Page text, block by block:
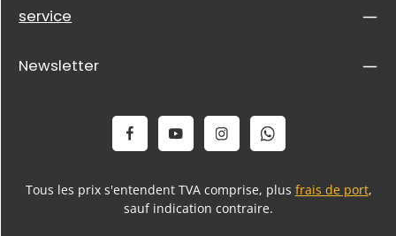
service
Newsletter
Tous les prix s'entendent TVA comprise, plus frais de port,
sauf indication contraire.